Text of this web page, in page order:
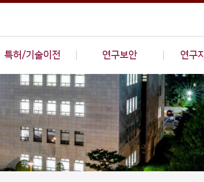
특허/기술이전 연구보안 연구